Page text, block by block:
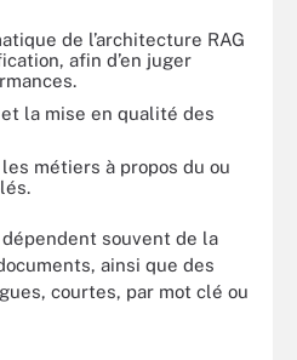
de l’architecture RAG
afin d’en juger
la mise en qualité des
métiers à propos du ou
souvent de la
ainsi que des
courtes, par mot clé ou